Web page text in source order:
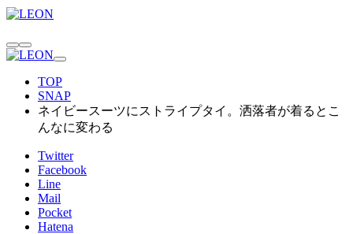
TOP
SNAP
ネイビースーツにストライプタイ。洒落者が着るとこ
んなに変わる
Twitter
Facebook
Line
Mail
Pocket
Hatena